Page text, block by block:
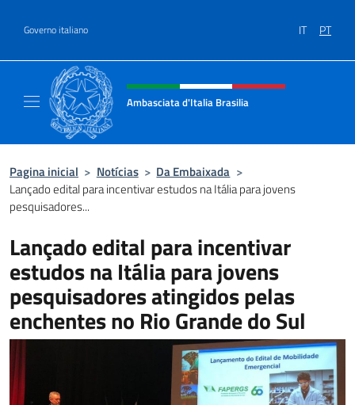
Governo italiano IT PT
Site, social e cabeçalho do menu
Ambasciata d'Italia Brasilia
Pagina inicial > Notícias > Da Embaixada >
Lançado edital para incentivar estudos na Itália para jovens
pesquisadores...
Lançado edital para incentivar
estudos na Itália para jovens
pesquisadores atingidos pelas
enchentes no Rio Grande do Sul